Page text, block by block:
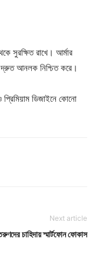
সুরক্ষিত রাখে। আর্মার
দ্রুত আনলক নিশ্চিত করে।
ডিজাইনে কোনো
Next article
চাহিদায় স্মার্টফোন ফোকাস